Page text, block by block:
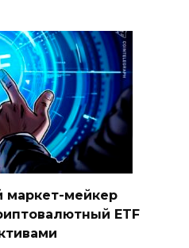
маркет-мейкер
ETF